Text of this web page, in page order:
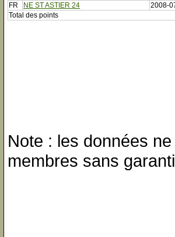
FR
NE ST ASTIER 24 2008-
Total des points
Note : les données
membres sans